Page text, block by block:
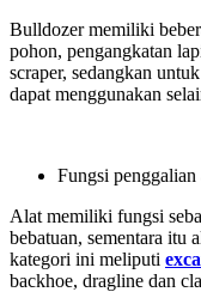
Bulldozer memiliki
pohon, pengangkatan
scraper, sedangkan
dapat menggunakan
Fungsi penggalian
Alat memiliki fungsi
bebatuan, sementara itu
kategori ini meliputi
backhoe, dragline dan